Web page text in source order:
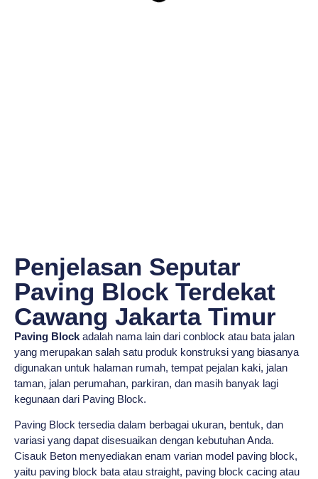
Penjelasan Seputar
Paving Block Terdekat
Cawang Jakarta Timur
Paving Block adalah nama lain dari conblock atau bata jalan
yang merupakan salah satu produk konstruksi yang biasanya
digunakan untuk halaman rumah, tempat pejalan kaki, jalan
taman, jalan perumahan, parkiran, dan masih banyak lagi
kegunaan dari Paving Block.
Paving Block tersedia dalam berbagai ukuran, bentuk, dan
variasi yang dapat disesuaikan dengan kebutuhan Anda.
Cisauk Beton menyediakan enam varian model paving block,
yaitu paving block bata atau straight, paving block cacing atau